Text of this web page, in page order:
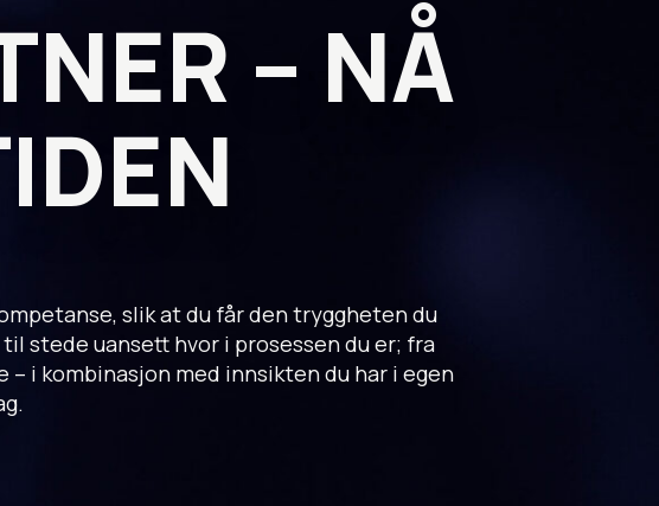
– NÅ
slik at du får den tryggheten du
stede uansett hvor i prosessen du er; fra
i kombinasjon med innsikten du har i egen